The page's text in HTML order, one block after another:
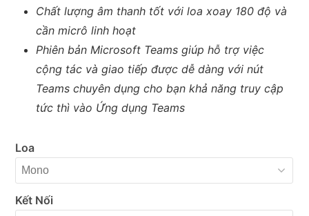
Chất lượng âm thanh tốt với loa xoay 180 độ và
cần micrô linh hoạt
Phiên bản Microsoft Teams giúp hỗ trợ việc
cộng tác và giao tiếp được dễ dàng với nút
Teams chuyên dụng cho bạn khả năng truy cập
tức thì vào Ứng dụng Teams
Loa
Kết Nối